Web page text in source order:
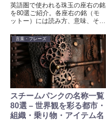
英語圏で使われる珠玉の座右の銘
を80選ご紹介。各座右の銘（モ
ットー）には読み方、意味、そし
生や挑戦に新たなインスピレーシ
ョンを提供します。今すぐチェッ
クして、前向きなエネルギーを手
に入れましょう！
言葉・フレーズ
スチームパンクの名称一覧
80選 – 世界観を彩る都市・
組織・乗り物・アイテム名